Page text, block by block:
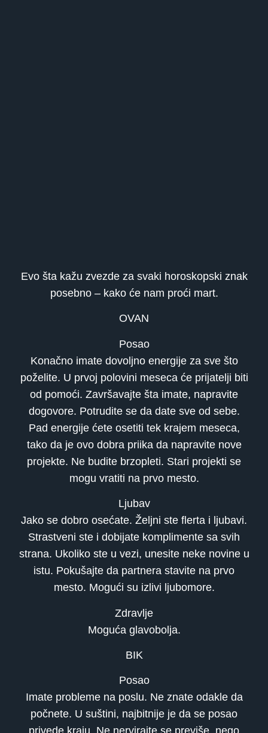
Evo šta kažu zvezde za svaki horoskopski znak
posebno – kako će nam proći mart.
OVAN
Posao
Konačno imate dovoljno energije za sve što
poželite. U prvoj polovini meseca će prijatelji biti
od pomoći. Završavajte šta imate, napravite
dogovore. Potrudite se da date sve od sebe.
Pad energije ćete osetiti tek krajem meseca,
tako da je ovo dobra priika da napravite nove
projekte. Ne budite brzopleti. Stari projekti se
mogu vratiti na prvo mesto.
Ljubav
Jako se dobro osećate. Željni ste flerta i ljubavi.
Strastveni ste i dobijate komplimente sa svih
strana. Ukoliko ste u vezi, unesite neke novine u
istu. Pokušajte da partnera stavite na prvo
mesto. Mogući su izlivi ljubomore.
Zdravlje
Moguća glavobolja.
BIK
Posao
Imate probleme na poslu. Ne znate odakle da
počnete. U suštini, najbitnije je da se posao